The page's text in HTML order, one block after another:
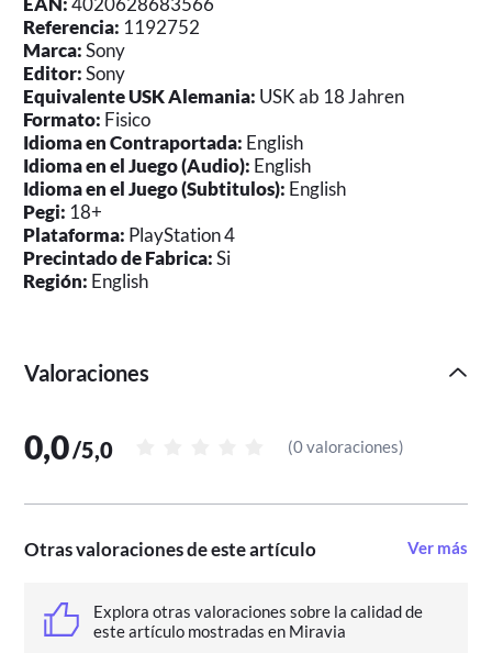
Referencia: 1192752
Marca:Sony
Editor:Sony
Equivalente USK Alemania: USK ab 18 Jahren
Formato: Fisico
Idioma en Contraportada: English
Idioma en el Juego (Audio): English
Idioma en el Juego (Subtitulos): English
Pegi: 18+
Plataforma: PlayStation 4
Precintado de Fabrica:Si
Región: English
Valoraciones
0,0/5,0 (0 valoraciones)
Otras valoraciones de este artículo Ver más
Explora otras valoraciones sobre la calidad de
este artículo mostradas en Miravia